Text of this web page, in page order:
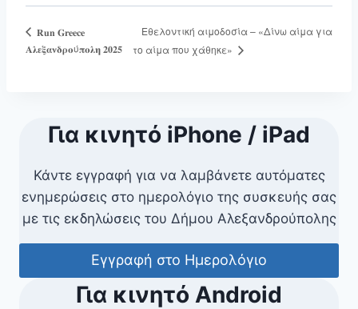
𝐑𝐮𝐧 𝐆𝐫𝐞𝐞𝐜𝐞
𝚨𝛌𝛆𝛏𝛂𝛎𝛅𝛒𝛐ύ𝛑𝛐𝛌𝛈 𝟐𝟎𝟐𝟓
Εθελοντική αιμοδοσία – «Δίνω αίμα για
το αίμα που χάθηκε»
Για κινητό iPhone / iPad
Κάντε εγγραφή για να λαμβάνετε αυτόματες
ενημερώσεις στο ημερολόγιο της συσκευής σας
με τις εκδηλώσεις του Δήμου Αλεξανδρούπολης
Εγγραφή στο Ημερολόγιο
Για κινητό Android